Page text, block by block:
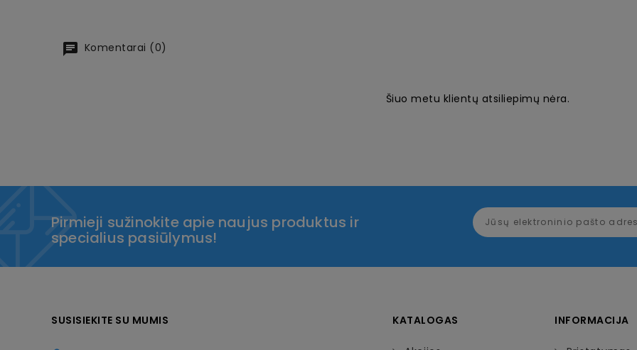
Komentarai (0)
Šiuo metu klientų atsiliepimų nėra.
Pirmieji sužinokite apie naujus produktus ir
specialius pasiūlymus!
SUSISIEKITE SU MUMIS KATALOGAS INFORMACIJA